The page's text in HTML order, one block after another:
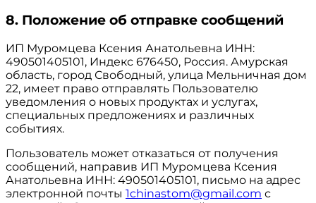
8. Положение об отправке сообщений
ИП Муромцева Ксения Анатольевна ИНН:
490501405101, Индекс 676450, Россия. Амурская
область, город Свободный, улица Мельничная дом
22, имеет право отправлять Пользователю
уведомления о новых продуктах и услугах,
специальных предложениях и различных
событиях.
Пользователь может отказаться от получения
сообщений, направив ИП Муромцева Ксения
Анатольевна ИНН: 490501405101, письмо на адрес
электронной почты 1chinastom@gmail.com с